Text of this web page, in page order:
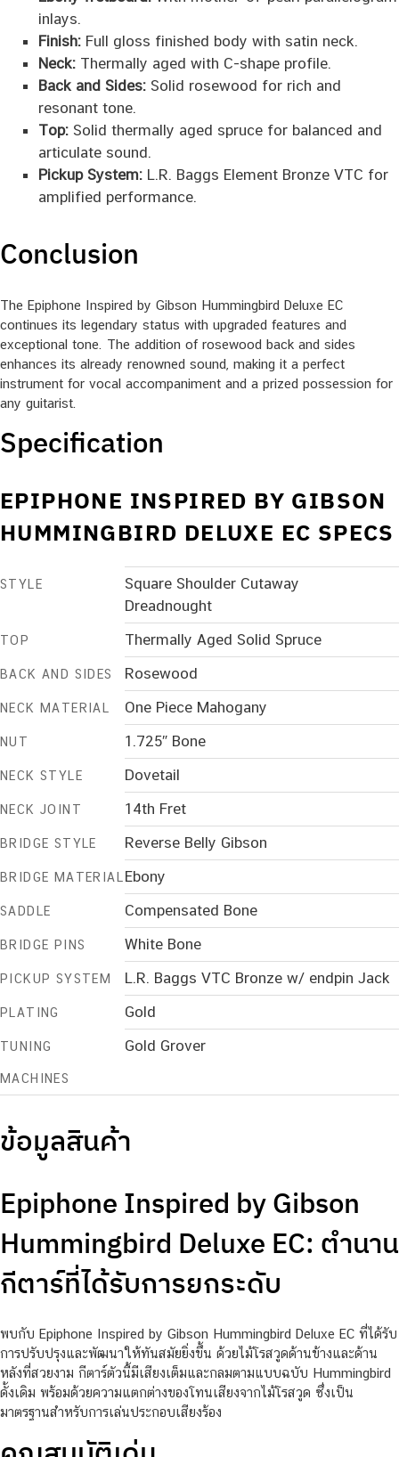
inlays.
Finish:Full gloss finished body with satin neck.
Neck:Thermally aged with C-shape profile.
Back and Sides:Solid rosewood for rich and
resonant tone.
Top:Solid thermally aged spruce for balanced and
articulate sound.
Pickup System:L.R. Baggs Element Bronze VTC for
amplified performance.
Conclusion
The Epiphone Inspired by Gibson Hummingbird Deluxe EC
continues its legendary status with upgraded features and
exceptional tone. The addition of rosewood back and sides
enhances its already renowned sound, making it a perfect
instrument for vocal accompaniment and a prized possession for
any guitarist.
Specification
EPIPHONE INSPIRED BY GIBSON
HUMMINGBIRD DELUXE EC SPECS
STYLE
Square Shoulder Cutaway
Dreadnought
TOP Thermally Aged Solid Spruce
BACK AND SIDES Rosewood
NECK MATERIAL One Piece Mahogany
NUT 1.725″ Bone
NECK STYLE Dovetail
NECK JOINT 14th Fret
BRIDGE STYLE Reverse Belly Gibson
BRIDGE MATERIAL Ebony
SADDLE Compensated Bone
BRIDGE PINS White Bone
PICKUP SYSTEM L.R. Baggs VTC Bronze w/ endpin Jack
PLATING Gold
TUNING
MACHINES
Gold Grover
ข้อมูลสินค้า
Epiphone Inspired by Gibson
Hummingbird Deluxe EC: ตำนาน
กีตาร์ที่ได้รับการยกระดับ
พบกับ Epiphone Inspired by Gibson Hummingbird Deluxe EC ที่ได้รับ
การปรับปรุงและพัฒนาให้ทันสมัยยิ่งขึ้น ด้วยไม้โรสวูดด้านข้างและด้าน
หลังที่สวยงาม กีตาร์ตัวนี้มีเสียงเต็มและกลมตามแบบฉบับ Hummingbird
ดั้งเดิม พร้อมด้วยความแตกต่างของโทนเสียงจากไม้โรสวูด ซึ่งเป็น
มาตรฐานสำหรับการเล่นประกอบเสียงร้อง